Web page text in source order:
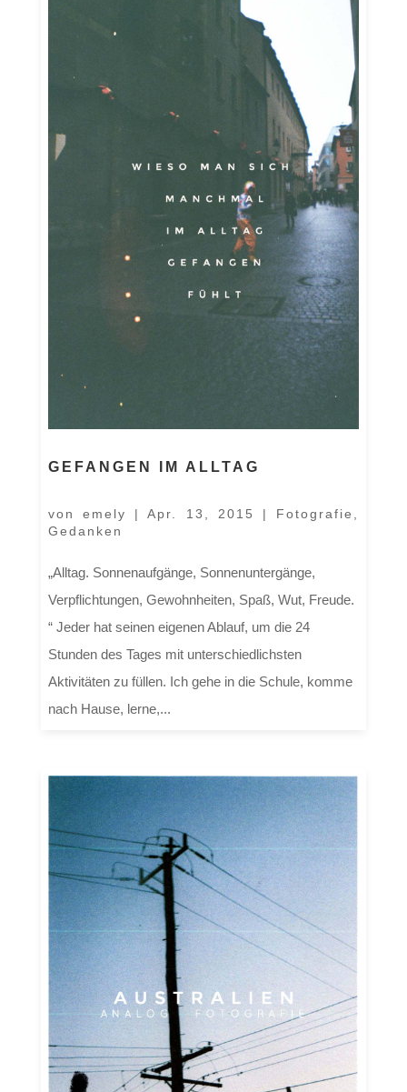
GEFANGEN IM ALLTAG
von emely |Apr. 13, 2015 | Fotografie
Gedanken
„Alltag. Sonnenaufgänge, Sonnenuntergänge,
Verpflichtungen, Gewohnheiten, Spaß, Wut, Freude.
“ Jeder hat seinen eigenen Ablauf, um die 24
Stunden des Tages mit unterschiedlichsten
Aktivitäten zu füllen. Ich gehe in die Schule, komme
nach Hause, lerne,...